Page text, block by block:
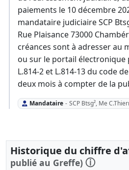
paiements le 10 décembre
mandataire judiciaire SCP
Rue Plaisance 73000
créances sont à adresser au
ou sur le portail électronique
L.814-2 et L.814-13 du code
deux mois à compter de la
Mandataire - SCP Btsg², Me
Historique du chiffre
publié au Greffe) ⓘ